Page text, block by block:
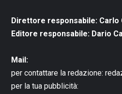
Direttore responsabile: Carlo
Editore responsabile: Dario
Mail:
per contattare la redazione:
per la tua pubblicità: